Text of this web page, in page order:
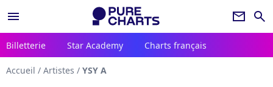
menu newsletter search
Billetterie Star Academy Charts français
Accueil / Artistes / YSY A